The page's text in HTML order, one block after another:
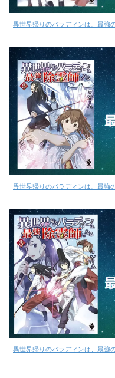
異世界帰りのパラディンは、最強
異世界帰りのパラディンは、最
異世界帰りのパラディンは、最